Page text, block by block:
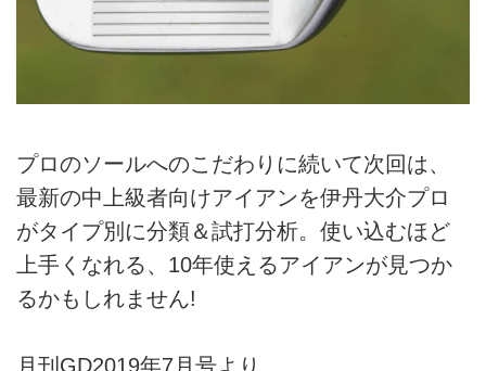
プロのソールへのこだわりに続いて次回は、
最新の中上級者向けアイアンを伊丹大介プロ
がタイプ別に分類＆試打分析。使い込むほど
上手くなれる、10年使えるアイアンが見つか
るかもしれません!
月刊GD2019年7月号より